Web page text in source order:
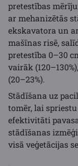
pretestības
ar mehanizētās
ekskavatora un
mašīnas risē,
pretestība 0–30
vairāk
(20–23%).
Stādīšana uz
tomēr, lai
efektivitāti
stādīšanas
visā veģetācijas